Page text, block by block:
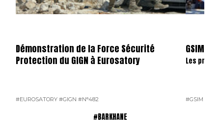
Démonstration de la Force Sécurité
Protection du GIGN à Eurosatory
#EUROSATORY #GIGN #N°482
GSIM
Les
#GSIM
#BARKHANE